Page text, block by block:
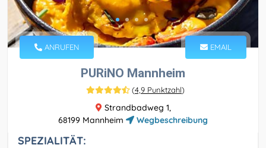
ANRUFEN EMAIL
PURiNO Mannheim
(4,9 Punktzahl)
Strandbadweg 1,
68199 Mannheim
Wegbeschreibung
SPEZIALITÄT: